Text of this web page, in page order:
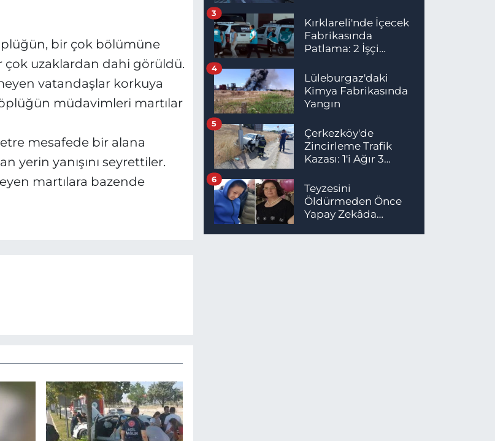
bir çok bölümüne
çok uzaklardan dahi görüldü.
vatandaşlar korkuya
müdavimleri martılar
mesafede bir alana
yerin yanışını seyrettiler.
martılara bazende
Kırklareli'nde İçecek
Fabrikasında
Patlama: 2 İşçi
3
Lüleburgaz'daki
Kimya Fabrikasında
Yangın
4
Çerkezköy'de
Zincirleme Trafik
Kazası: 1'i Ağır 3
5
Teyzesini
Öldürmeden Önce
Yapay Zekâda
6